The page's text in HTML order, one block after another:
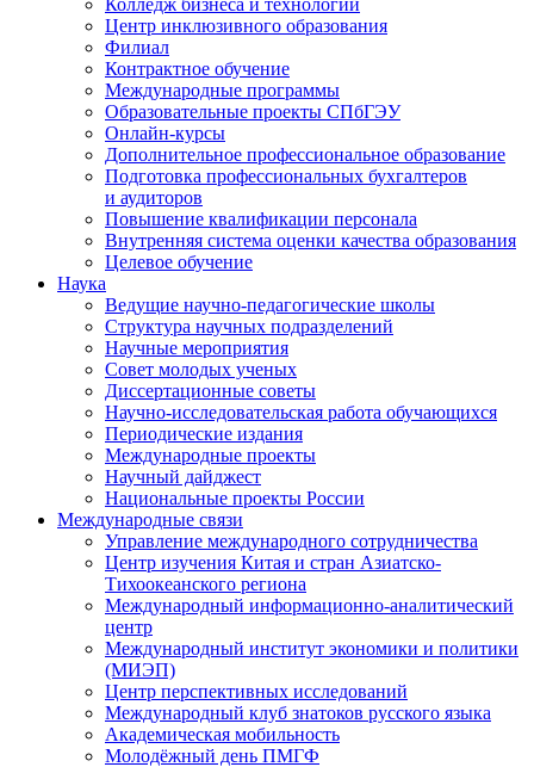
Колледж бизнеса и технологий
Центр инклюзивного образования
Филиал
Контрактное обучение
Международные программы
Образовательные проекты СПбГЭУ
Онлайн-курсы
Дополнительное профессиональное образование
Подготовка профессиональных бухгалтеров
и аудиторов
Повышение квалификации персонала
Внутренняя система оценки качества образования
Целевое обучение
Наука
Ведущие научно-педагогические школы
Структура научных подразделений
Научные мероприятия
Совет молодых ученых
Диссертационные советы
Научно-исследовательская работа обучающихся
Периодические издания
Международные проекты
Научный дайджест
Национальные проекты России
Международные связи
Управление международного сотрудничества
Центр изучения Китая и стран Азиатско-
Тихоокеанского региона
Международный информационно-аналитический
центр
Международный институт экономики и политики
(МИЭП)
Центр перспективных исследований
Международный клуб знатоков русского языка
Академическая мобильность
Молодёжный день ПМГФ